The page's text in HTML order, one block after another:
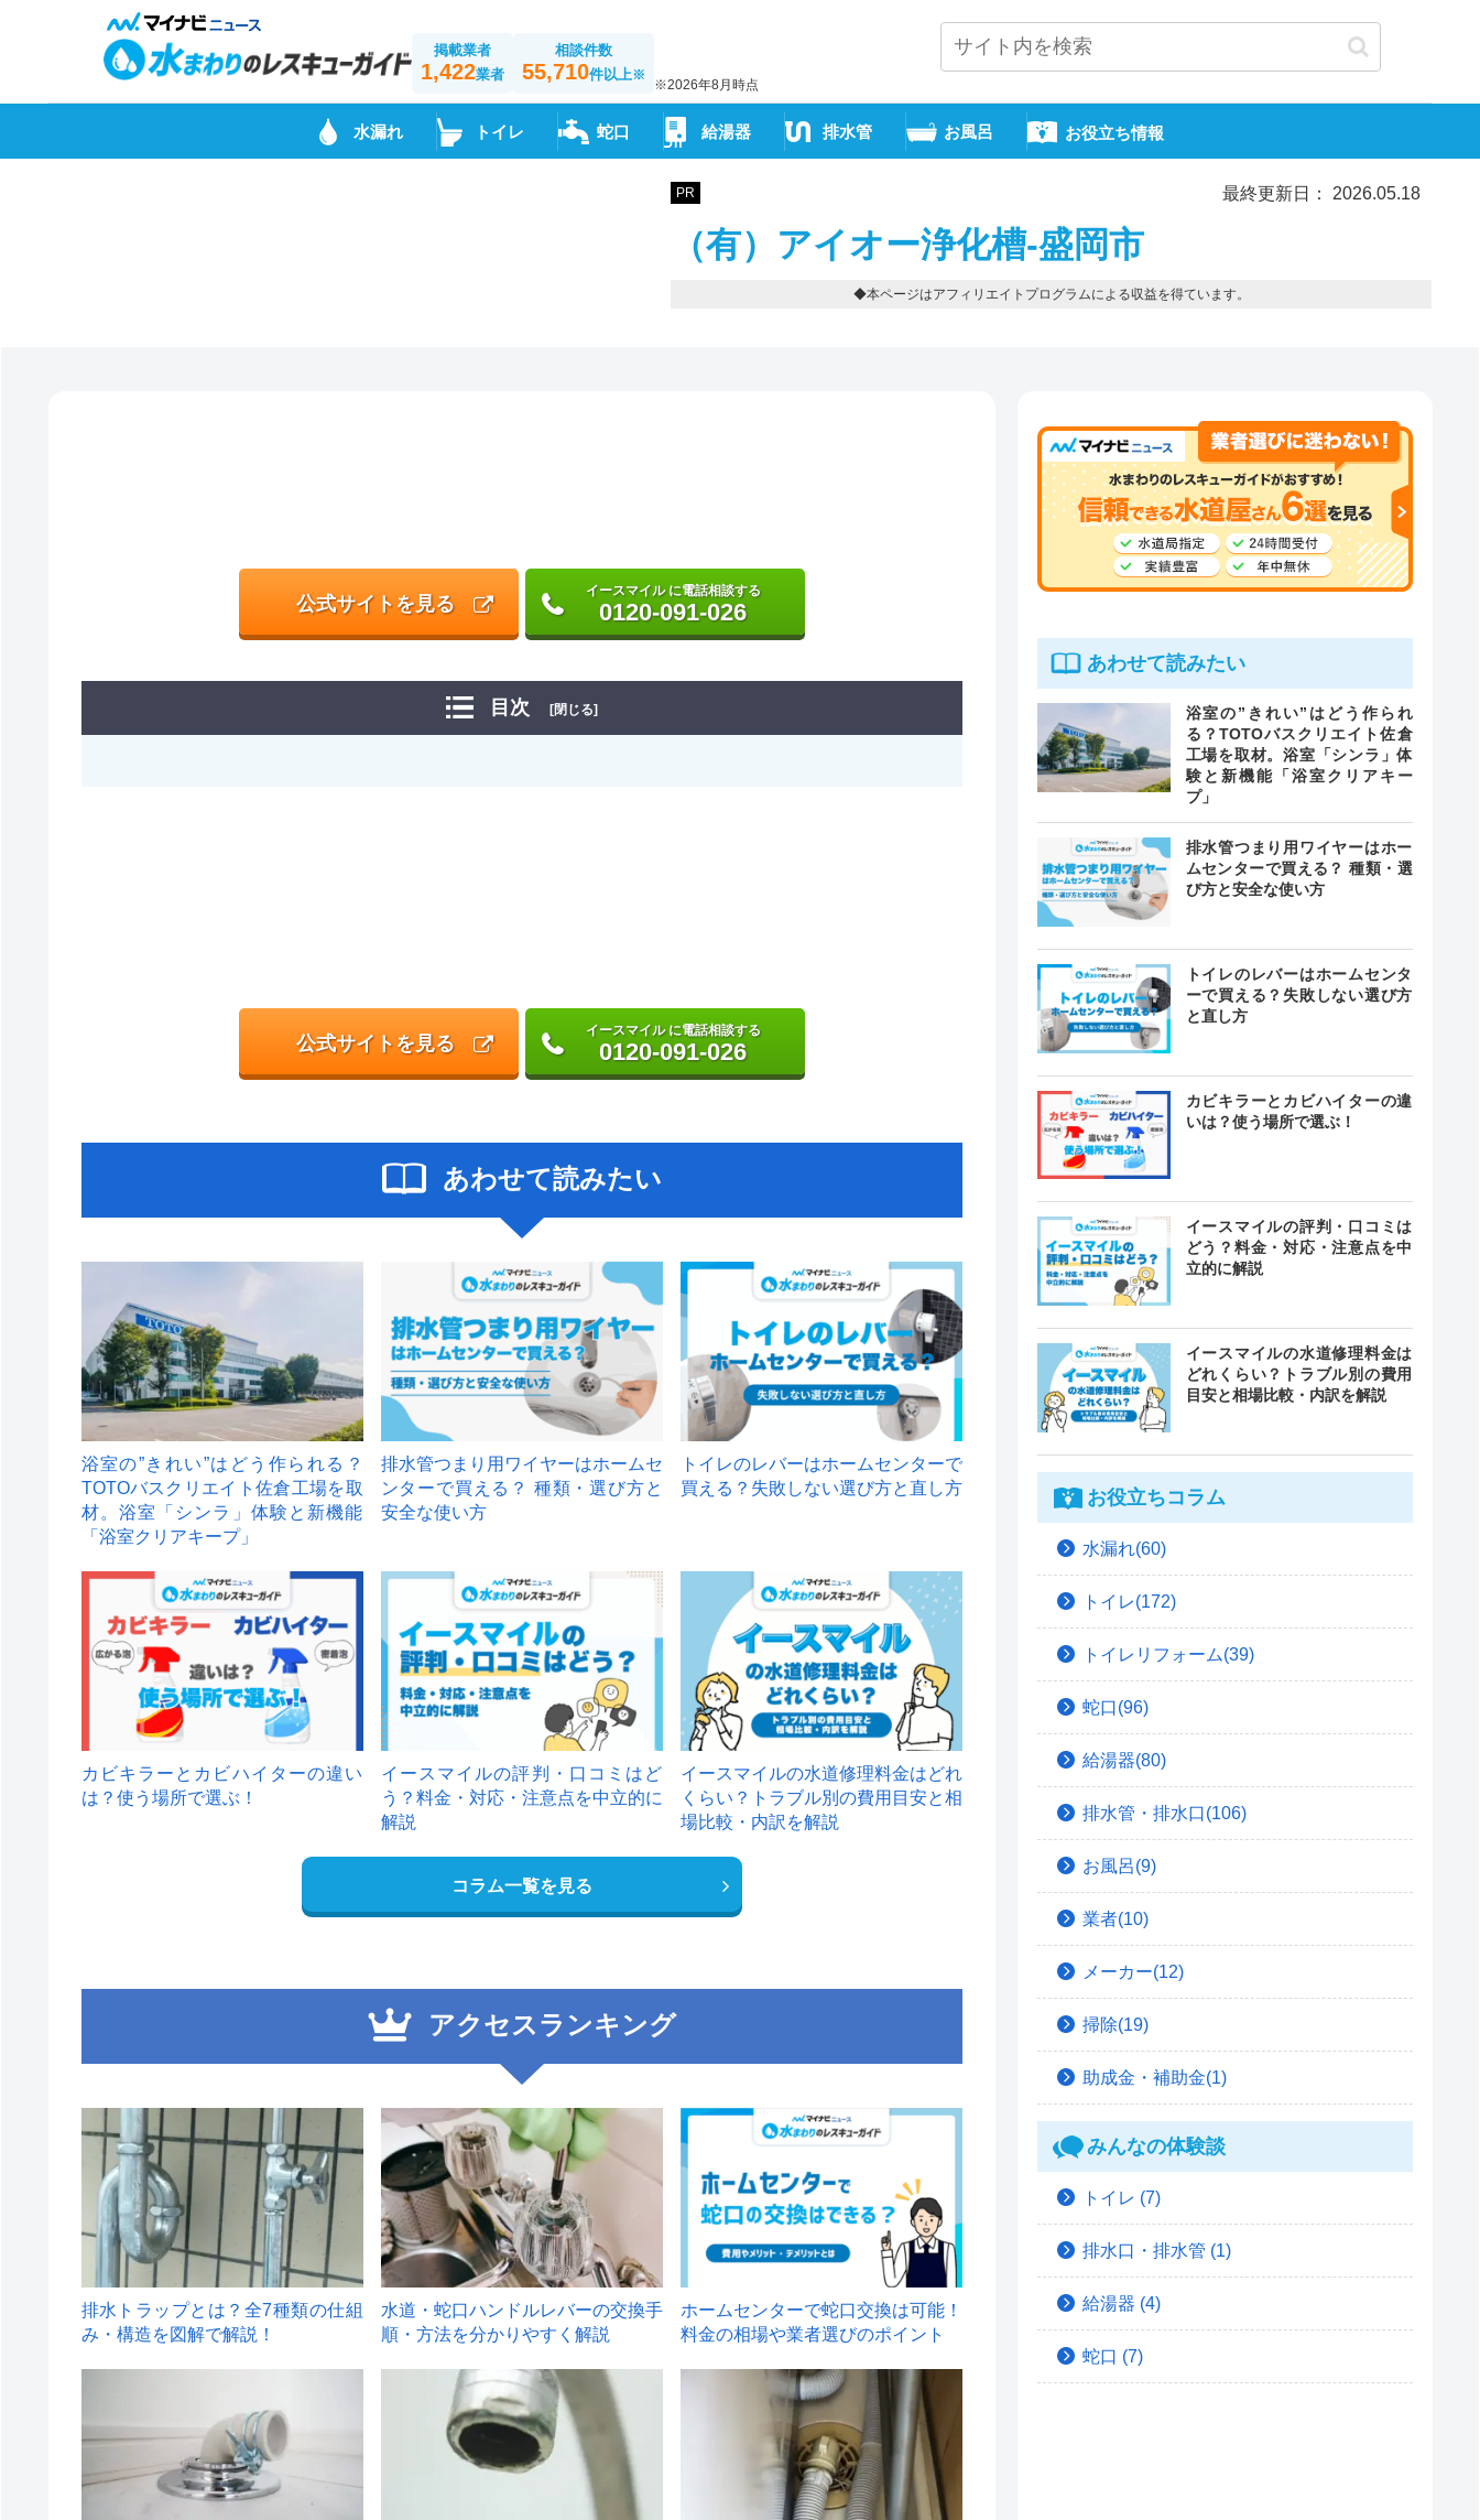
掲載業者
1,422業者
相談件数
55,710件以上※
※2026年8月時点
水漏れ トイレ 蛇口 給湯器 排水管 お風呂 お役立ち情報
PR 最終更新日： 2026.05.18
（有）アイオー浄化槽-盛岡市
◆本ページはアフィリエイトプログラムによる収益を得ています。
公式サイトを見る
イースマイル に電話相談する
0120-091-026
目次 [閉じる]
公式サイトを見る
イースマイル に電話相談する
0120-091-026
あわせて読みたい
浴室の”きれい”はどう作られる？
TOTOバスクリエイト佐倉工場を取
材。浴室「シンラ」体験と新機能
「浴室クリアキープ」
排水管つまり用ワイヤーはホームセ
ンターで買える？ 種類・選び方と
安全な使い方
トイレのレバーはホームセンターで
買える？失敗しない選び方と直し方
カビキラーとカビハイターの違い
は？使う場所で選ぶ！
イースマイルの評判・口コミはど
う？料金・対応・注意点を中立的に
解説
イースマイルの水道修理料金はどれ
くらい？トラブル別の費用目安と相
場比較・内訳を解説
コラム一覧を見る
アクセスランキング
1
排水トラップとは？全7種類の仕組
み・構造を図解で解説！
2
水道・蛇口ハンドルレバーの交換手
順・方法を分かりやすく解説
ホームセンターで蛇口交換は可能！
料金の相場や業者選びのポイント
あわせて読みたい
浴室の”きれい”はどう作られ
る？TOTOバスクリエイト佐倉
工場を取材。浴室「シンラ」体
験と新機能「浴室クリアキー
プ」
排水管つまり用ワイヤーはホー
ムセンターで買える？ 種類・選
び方と安全な使い方
トイレのレバーはホームセンタ
ーで買える？失敗しない選び方
と直し方
カビキラーとカビハイターの違
いは？使う場所で選ぶ！
イースマイルの評判・口コミは
どう？料金・対応・注意点を中
立的に解説
イースマイルの水道修理料金は
どれくらい？トラブル別の費用
目安と相場比較・内訳を解説
お役立ちコラム
水漏れ(60)
トイレ(172)
トイレリフォーム(39)
蛇口(96)
給湯器(80)
排水管・排水口(106)
お風呂(9)
業者(10)
メーカー(12)
掃除(19)
助成金・補助金(1)
みんなの体験談
トイレ (7)
排水口・排水管 (1)
給湯器 (4)
蛇口 (7)